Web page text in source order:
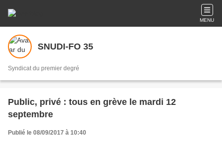
MENU
SNUDI-FO 35
Syndicat du premier degré
Public, privé : tous en grève le mardi 12
septembre
Publié le 08/09/2017 à 10:40